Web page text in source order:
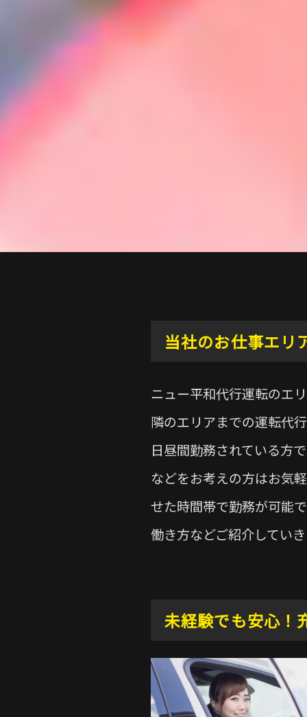
当社のお仕事エリ
ニュー平和代行運転のエ
隣のエリアまでの運転代
日昼間勤務されている方
などをお考えの方はお気
せた時間帯で勤務が可能
働き方などご紹介してい
未経験でも安心！